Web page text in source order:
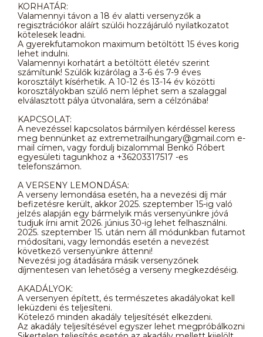
KORHATÁR:
Valamennyi távon a 18 év alatti versenyzők a
regisztrációkor aláírt szülői hozzájáruló nyilatkozatot
kötelesek leadni.
A gyerekfutamokon maximum betöltött 15 éves korig
lehet indulni.
Valamennyi korhatárt a betöltött életév szerint
számítunk! Szülők kizárólag a 3-6 és 7-9 éves
korosztályt kísérhetik. A 10-12 és 13-14 év közötti
korosztályokban szülő nem léphet sem a szalaggal
elválasztott pálya útvonalára, sem a célzónába!
KAPCSOLAT:
A nevezéssel kapcsolatos bármilyen kérdéssel keress
meg bennünket az extremetrailhungary@gmail.com e-
mail címen, vagy fordulj bizalommal Benkő Róbert
egyesületi tagunkhoz a +36203317517 -es
telefonszámon.
A VERSENY LEMONDÁSA:
A verseny lemondása esetén, ha a nevezési díj már
befizetésre került, akkor 2025. szeptember 15-ig való
jelzés alapján egy bármelyik más versenyünkre jóvá
tudjuk írni amit 2026. június 30-ig lehet felhasználni.
2025. szeptember 15. után nem áll módunkban futamot
módosítani, vagy lemondás esetén a nevezést
következő versenyünkre áttenni!
Nevezési jog átadására másik versenyzőnek
díjmentesen van lehetőség a verseny megkezdéséig.
AKADÁLYOK:
A versenyen épített, és természetes akadályokat kell
leküzdeni és teljesíteni.
Kötelező minden akadály teljesítését elkezdeni.
Az akadály teljesítésével egyszer lehet megpróbálkozni